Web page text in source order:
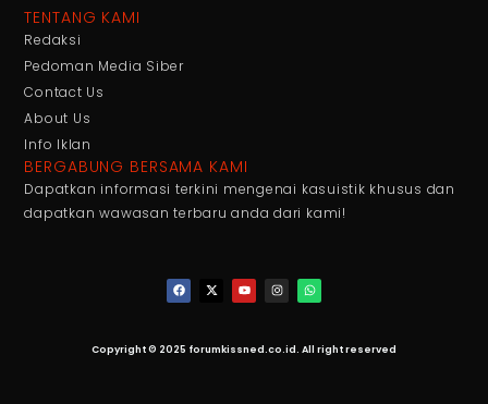
TENTANG KAMI
Redaksi
Pedoman Media Siber
Contact Us
About Us
Info Iklan
BERGABUNG BERSAMA KAMI
Dapatkan informasi terkini mengenai kasuistik khusus dan
dapatkan wawasan terbaru anda dari kami!
Copyright © 2025 forumkissned.co.id. All right reserved